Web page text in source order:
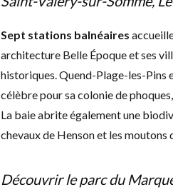
Sept stations balnéaires
architecture Belle Époque et ses
historiques. Quend-Plage-les-Pins
célèbre pour sa colonie de
La baie abrite également une
chevaux de Henson et les moutons
Découvrir le parc du